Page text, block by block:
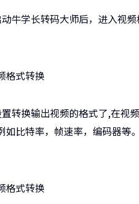
牛学长转码大师后，进入视
转换输出视频的格式了,在视
如比特率，帧速率，编码器等。